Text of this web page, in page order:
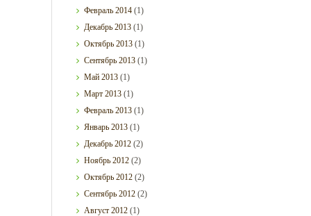
Февраль2014 (1)
Декабрь2013 (1)
Октябрь2013 (1)
Сентябрь2013 (1)
Май2013 (1)
Март2013 (1)
Февраль2013 (1)
Январь2013 (1)
Декабрь2012 (2)
Ноябрь2012 (2)
Октябрь2012 (2)
Сентябрь2012 (2)
Август2012 (1)